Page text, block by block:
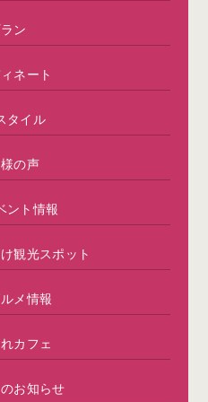
ン
ネート
タイル
の声
ント情報
観光スポット
メ情報
カフェ
お知らせ